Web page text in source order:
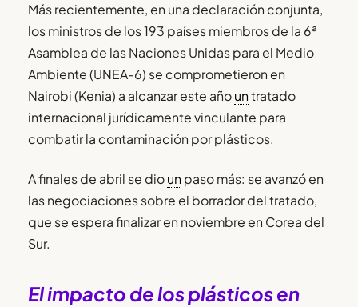
Más recientemente, en una declaración conjunta,
los ministros de los 193 países miembros de la 6ª
Asamblea de las Naciones Unidas para el Medio
Ambiente (UNEA-6) se comprometieron en
Nairobi (Kenia) a alcanzar este añountratado
internacional jurídicamente vinculante para
combatir la contaminación por plásticos.
A finales de abril se dioun paso más: se avanzó en
las negociaciones sobre el borrador del tratado,
que se espera finalizar en noviembre en Corea del
Sur.
El impacto de los plásticos en